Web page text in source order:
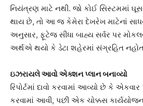
નિયંત્રણ માટે નથી. જો કોઈ સિસ્ટમમાં
થાય છે, તો આ જ કેમેરા દેખરેખ માટેનાં
અનુસાર, ફૂટેજ સીધા બાહ્ય સર્વર પર
અર્થએ થયો કે ડેટા શહેરમાં સંગ્રહિત
ઇઝરાયલે આવો એક્શન પ્લાન બનાવ્યો
રિપોર્ટમાં દાવો કરવામાં આવ્યો છે કે
કરવામાં આવી, પછી એક ચોક્કસ